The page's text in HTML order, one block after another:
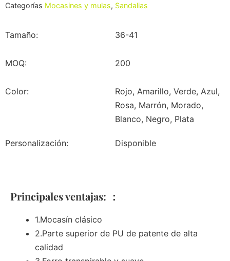
Categorías Mocasines y mulas, Sandalias
Tamaño: 36-41
MOQ: 200
Color:
Rojo, Amarillo, Verde, Azul,
Rosa, Marrón, Morado,
Blanco, Negro, Plata
Personalización: Disponible
Principales ventajas: ：
1.Mocasín clásico
2.Parte superior de PU de patente de alta
calidad